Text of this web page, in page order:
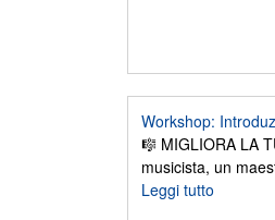
Workshop:
🎼 MIGLIORA LA
musicista, un
Leggi tutto